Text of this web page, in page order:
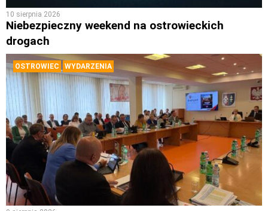
10 sierpnia 2026
Niebezpieczny weekend na ostrowieckich
drogach
OSTROWIEC WYDARZENIA